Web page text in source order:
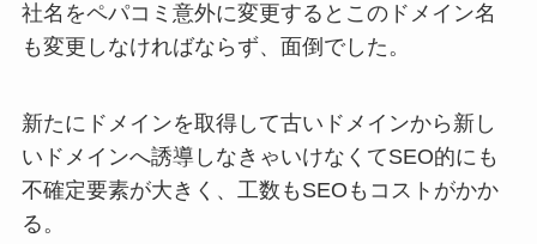
社名をペパコミ意外に変更するとこのドメイン名
も変更しなければならず、面倒でした。
新たにドメインを取得して古いドメインから新し
いドメインへ誘導しなきゃいけなくてSEO的にも
不確定要素が大きく、工数もSEOもコストがかか
る。